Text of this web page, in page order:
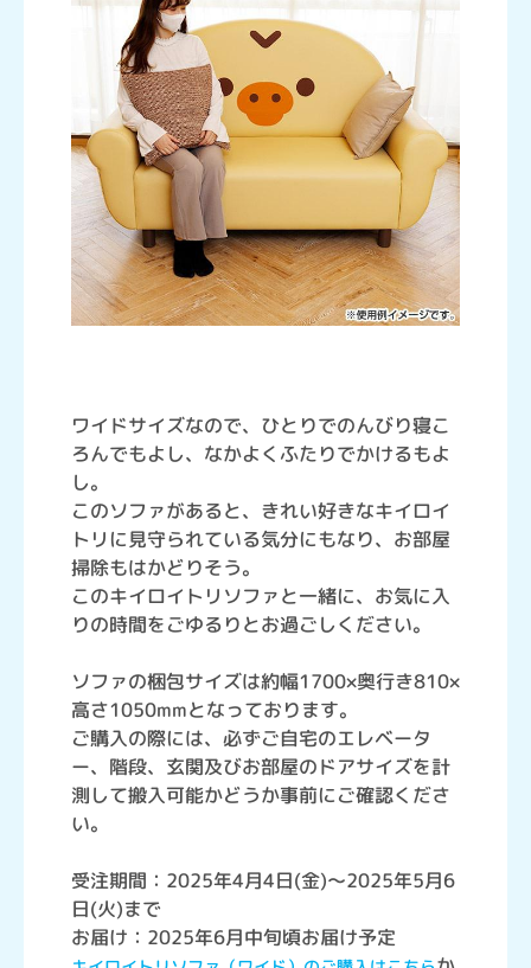
ワイドサイズなので、ひとりでのんびり寝こ
ろんでもよし、なかよくふたりでかけるもよ
し。
このソファがあると、きれい好きなキイロイ
トリに見守られている気分にもなり、お部屋
掃除もはかどりそう。
このキイロイトリソファと一緒に、お気に入
りの時間をごゆるりとお過ごしください。
ソファの梱包サイズは約幅1700×奥行き810×
高さ1050mmとなっております。
ご購入の際には、必ずご自宅のエレベータ
ー、階段、玄関及びお部屋のドアサイズを計
測して搬入可能かどうか事前にご確認くださ
い。
受注期間：2025年4月4日(金)～2025年5月6
日(火)まで
お届け：2025年6月中旬頃お届け予定